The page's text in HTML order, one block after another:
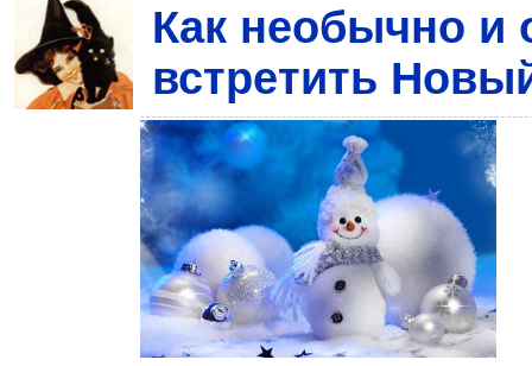
Как необычно и
встретить